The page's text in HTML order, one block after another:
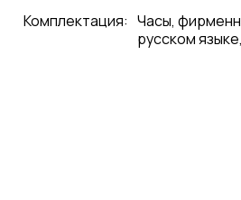
Комплектация: Часы,
русском